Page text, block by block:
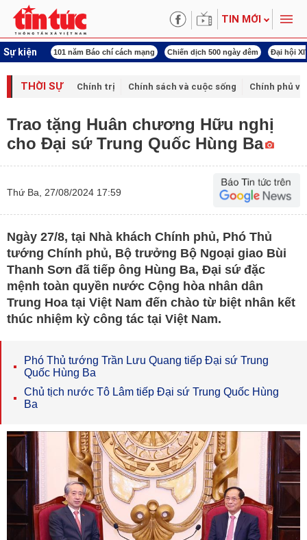
TIN MỚI
Sự kiện
tên Bác 101 năm Báo chí cách mạng Chiến dịch 500 ngày đêm Đại hội
THỜI SỰ Chính trị Chính sách và cuộc sống Chính phủ
Trao tặng Huân chương Hữu nghị
cho Đại sứ Trung Quốc Hùng Ba
Thứ Ba, 27/08/2024 17:59
Ngày 27/8, tại Nhà khách Chính phủ, Phó Thủ
tướng Chính phủ, Bộ trưởng Bộ Ngoại giao Bùi
Thanh Sơn đã tiếp ông Hùng Ba, Đại sứ đặc
mệnh toàn quyền nước Cộng hòa nhân dân
Trung Hoa tại Việt Nam đến chào từ biệt nhân kết
thúc nhiệm kỳ công tác tại Việt Nam.
Phó Thủ tướng Trần Lưu Quang tiếp Đại sứ Trung
Quốc Hùng Ba
Chủ tịch nước Tô Lâm tiếp Đại sứ Trung Quốc Hùng
Ba